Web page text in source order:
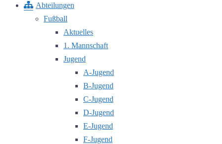
Abteilungen
Fußball
Aktuelles
1. Mannschaft
Jugend
A-Jugend
B-Jugend
C-Jugend
D-Jugend
E-Jugend
F-Jugend